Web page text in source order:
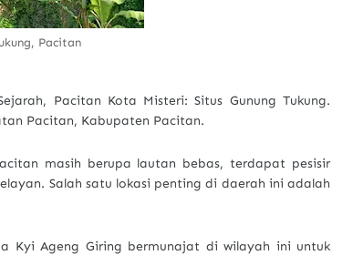
Pacitan
Pacitan Kota Misteri: Situs Gunung Tukung.
Pacitan, Kabupaten Pacitan.
masih berupa lautan bebas, terdapat pesisir
Salah satu lokasi penting di daerah ini adalah
Kyi Ageng Giring bermunajat di wilayah ini untuk